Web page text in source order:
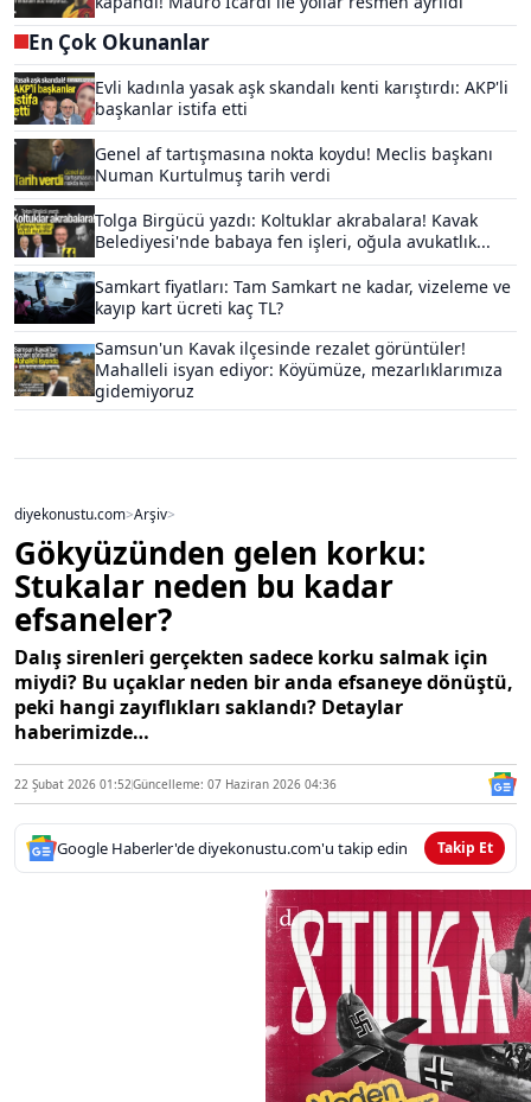
En Çok Okunanlar
Evli kadınla yasak aşk skandalı kenti karıştırdı: AKP'li
başkanlar istifa etti
Genel af tartışmasına nokta koydu! Meclis başkanı
Numan Kurtulmuş tarih verdi
Tolga Birgücü yazdı: Koltuklar akrabalara! Kavak
Belediyesi'nde babaya fen işleri, oğula avukatlık...
Samkart fiyatları: Tam Samkart ne kadar, vizeleme ve
kayıp kart ücreti kaç TL?
Samsun'un Kavak ilçesinde rezalet görüntüler!
Mahalleli isyan ediyor: Köyümüze, mezarlıklarımıza
gidemiyoruz
diyekonustu.com>Arşiv>
Gökyüzünden gelen korku:
Stukalar neden bu kadar
efsaneler?
Dalış sirenleri gerçekten sadece korku salmak için
miydi? Bu uçaklar neden bir anda efsaneye dönüştü,
peki hangi zayıflıkları saklandı? Detaylar
haberimizde…
22 Şubat 2026 01:52Güncelleme: 07 Haziran 2026 04:36
Google Haberler'de diyekonustu.com'u takip edin Takip Et